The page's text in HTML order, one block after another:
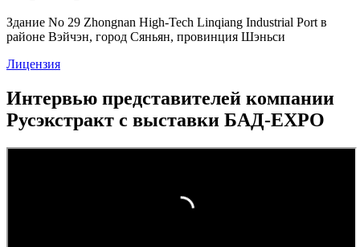
Здание No 29 Zhongnan High-Tech Linqiang Industrial Port в
районе Вэйчэн, город Сяньян, провинция Шэньси
Лицензия
Интервью представителей компании
Русэкстракт с выставки БАД-EXPO